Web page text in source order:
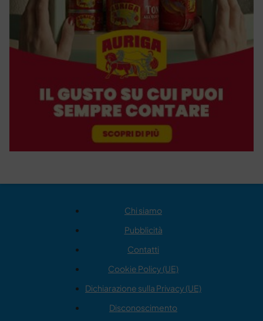
Chi siamo
Pubblicità
Contatti
Cookie Policy (UE)
Dichiarazione sulla Privacy (UE)
Disconoscimento